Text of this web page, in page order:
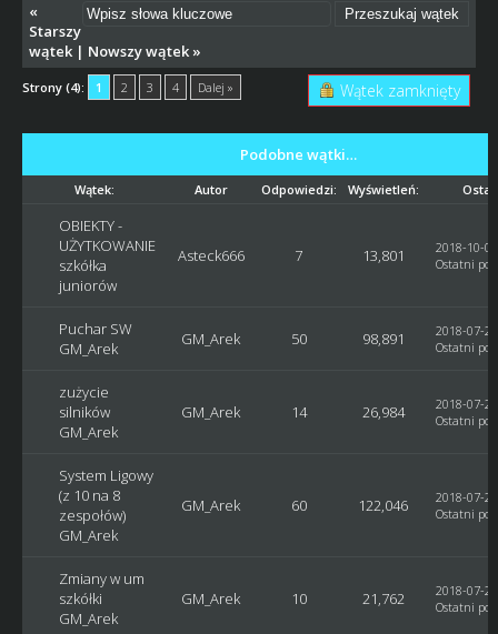
«
Starszy
wątek| Nowszy wątek»
Strony (4): 1 2 3 4 Dalej » Wątek zamknięty
Podobne wątki…
Wątek: Autor Odpowiedzi: Wyświetleń:
OBIEKTY -
UŻYTKOWANIE
szkółka
juniorów
Asteck666 7 13,801
2018-10-
Ostatni
Puchar SW
GM_Arek
GM_Arek 50 98,891
2018-07-
Ostatni
zużycie
silników
GM_Arek
GM_Arek 14 26,984
2018-07-
Ostatni
System Ligowy
(z 10 na 8
zespołów)
GM_Arek
GM_Arek 60 122,046
2018-07-
Ostatni
Zmiany w um
szkółki
GM_Arek
GM_Arek 10 21,762
2018-07-
Ostatni